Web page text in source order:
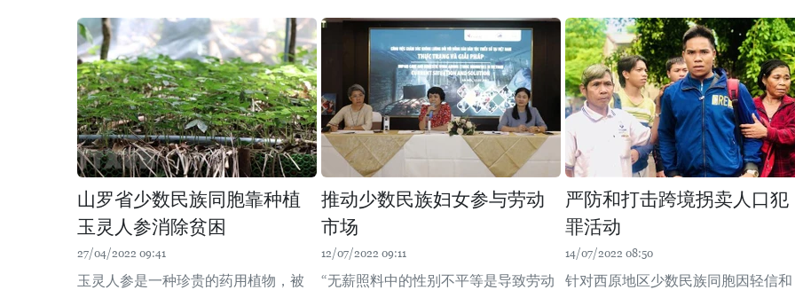
山罗省少数民族同胞靠种植
玉灵人参消除贫困
27/04/2022 09:41
玉灵人参是一种珍贵的药用植物，被
推动少数民族妇女参与劳动
市场
12/07/2022 09:11
“无薪照料中的性别不平等是导致劳动
严防和打击跨境拐卖人口犯
罪活动
14/07/2022 08:50
针对西原地区少数民族同胞因轻信和